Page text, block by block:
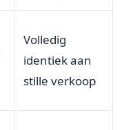
Volledig
identiek aan
stille verkoop